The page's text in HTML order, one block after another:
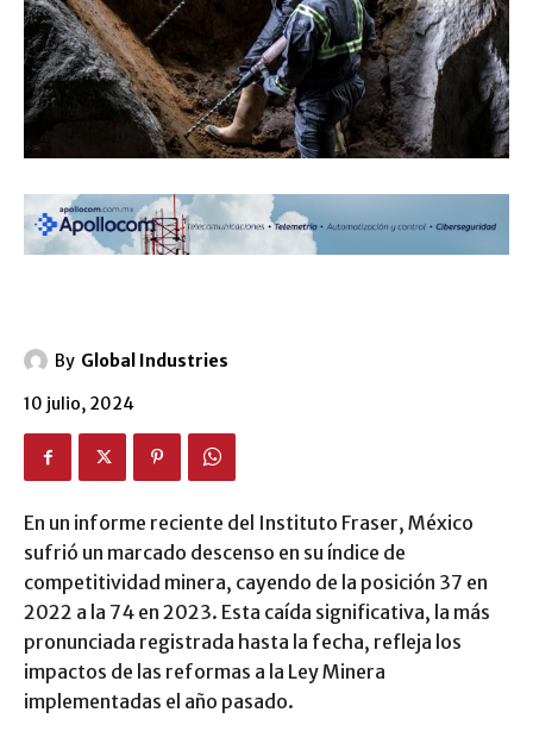
By Global Industries
10 julio, 2024
En un informe reciente del Instituto Fraser, México
sufrió un marcado descenso en su índice de
competitividad minera, cayendo de la posición 37 en
2022 a la 74 en 2023. Esta caída significativa, la más
pronunciada registrada hasta la fecha, refleja los
impactos de las reformas a la Ley Minera
implementadas el año pasado.